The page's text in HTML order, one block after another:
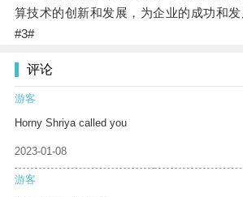
算技术的创新和发展，为企业的成功和发
#3#
评论
游客
Horny Shriya called you
2023-01-08
游客